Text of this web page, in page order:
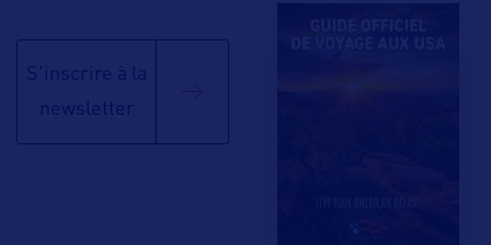
S'inscrire à la
newsletter